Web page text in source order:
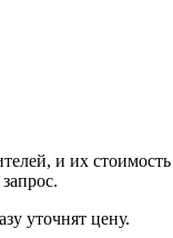
и их
уточнят цену.